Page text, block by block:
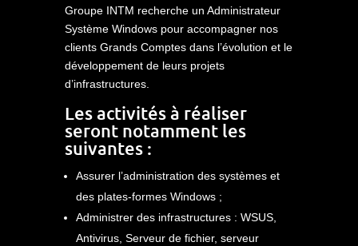
Groupe INTM recherche un Administrateur
Système Windows pour accompagner nos
clients Grands Comptes dans l’évolution et le
développement de leurs projets
d’infrastructures.
Les activités à réaliser
seront notamment les
suivantes :
Assurer l’administration des systèmes et
des plates-formes Windows ;
Administrer des infrastructures : WSUS,
Antivirus, Serveur de fichier, serveur